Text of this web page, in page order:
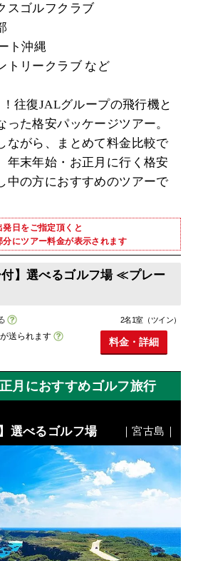
スゴルフクラブ
ト沖縄
トリークラブ など
往復JALグループの飛行機と
った格安パッケージツアー。
ながら、まとめて料金比較で
年末年始・お正月に行く格安
中の方におすすめのツアーで
発日をご指定頂くと
分にツアー料金が表示されます
】選べるゴルフ場 ≪プレー
送られます
2名1室（ツイン）
料金・詳細
月におすすめゴルフ旅行
選べるゴルフ場 ｜宮古島｜